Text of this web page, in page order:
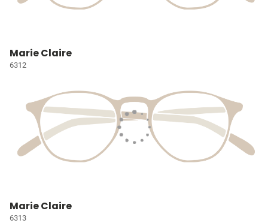
Marie Claire
6312
Marie Claire
6313